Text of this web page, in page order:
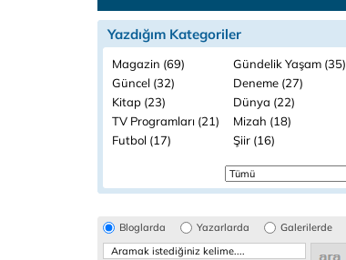
Yazdığım Kategoriler
Magazin (69)
Gündelik Yaşam (35)
Güncel (32)
Deneme (27)
Kitap (23)
Dünya (22)
TV Programları (21)
Mizah (18)
Futbol (17)
Şiir (16)
Bloglarda Yazarlarda Galerilerde